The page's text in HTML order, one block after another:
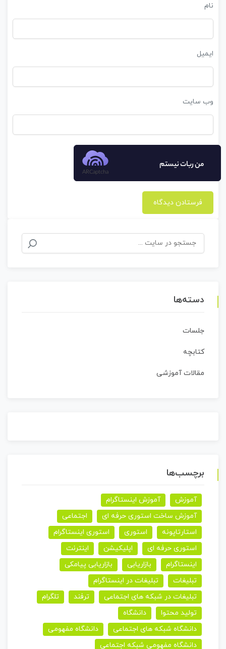
نام
ایمیل
وب‌ سایت
من ربات نیستم
ARCaptcha
جستجو
برای:
دسته‌ها
جلسات
کتابچه
مقالات آموزشی
برچسب‌ها
آموزش
آموزش اینستاگرام
آموزش ساخت استوری حرفه ای
اجتماعی
استارتاپونه
استوری
استوری اینستاگرام
استوری حرفه ای
اپلیکیشن
اینترنت
اینستاگرام
بازاریابی
بازاریابی پیامکی
تبلیغات
تبلیغات در اینستاگرام
تبلیغات در شبکه های اجتماعی
ترفند
تلگرام
تولید محتوا
دانشگاه
دانشگاه شبکه های اجتماعی
دانشگاه مفهومی
دانشگاه مفهومی شبکه اجتماعی